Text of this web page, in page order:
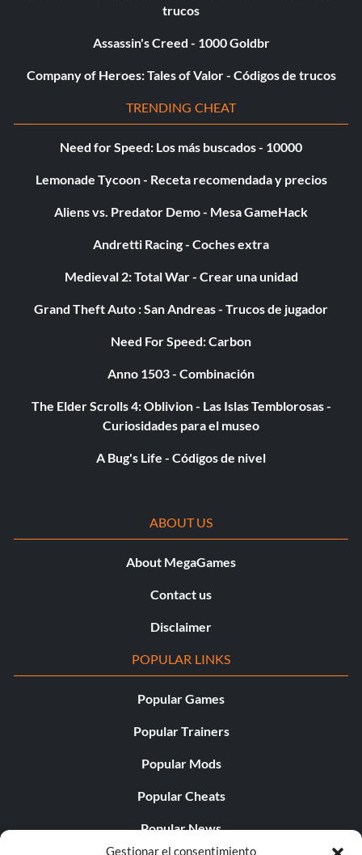
Gestionar el consentimiento
trucos
Assassin's Creed - 1000 Goldbr
Company of Heroes: Tales of Valor - Códigos de trucos
TRENDING CHEAT
Need for Speed: Los más buscados - 10000
Lemonade Tycoon - Receta recomendada y precios
Aliens vs. Predator Demo - Mesa GameHack
Andretti Racing - Coches extra
Medieval 2: Total War - Crear una unidad
Grand Theft Auto : San Andreas - Trucos de jugador
Need For Speed: Carbon
Anno 1503 - Combinación
The Elder Scrolls 4: Oblivion - Las Islas Temblorosas -
Curiosidades para el museo
A Bug's Life - Códigos de nivel
ABOUT US
About MegaGames
Contact us
Disclaimer
POPULAR LINKS
Popular Games
Popular Trainers
Popular Mods
Popular Cheats
Popular News